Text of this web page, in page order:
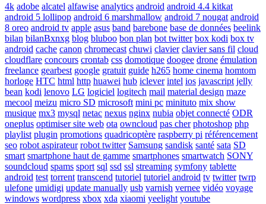
4k adobe alcatel alfawise analytics android android 4.4 kitkat
android 5 lollipop android 6 marshmallow android 7 nougat android
8 oreo android tv apple asus band barebone base de données beelink
bilan bilanBxnxg blog bluboo bon plan bot twitter box kodi box tv
android cache canon chromecast chuwi clavier clavier sans fil cloud
cloudflare concours crontab css domotique doogee drone émulation
freelance gearbest google gratuit guide h265 home cinema homtom
horloge HTC html http huawei hub iclever intel ios javascript jelly
bean kodi lenovo LG logiciel logitech mail material design maze
mecool meizu micro SD microsoft mini pc minituto mix show
musique mx3 mysql netac nexus nginx nubia objet connecté ODR
oneplus optimiser site web ota owncloud pas cher photoshop php
playlist plugin promotions quadricoptère raspberry pi référencement
seo robot aspirateur robot twitter Samsung sandisk santé sata SD
smart smartphone haut de gamme smartphones smartwatch SONY
soundcloud spams sport sql ssd ssl streaming symfony tablette
android test torrent transcend tutoriel tutoriel android tv twitter twrp
ulefone umidigi update manually usb varnish vernee vidéo voyage
windows wordpress xbox xda xiaomi yeelight youtube